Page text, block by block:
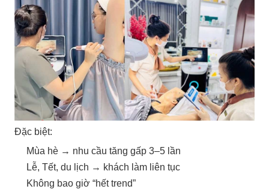
Đặc biệt:
Mùa hè → nhu cầu tăng gấp 3–5 lần
Lễ, Tết, du lịch → khách làm liên tục
Không bao giờ “hết trend”